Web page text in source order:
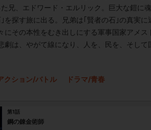
兄、エドワード・エルリック。巨大な鎧に
を探す旅に出る。兄弟は｢賢者の石｣の真実
にその本性をむき出しにする軍事国家アメ
劇は、やがて線になり、人を、民を、そし
クション/バトル ドラマ/青春
第1話
鋼の錬金術師